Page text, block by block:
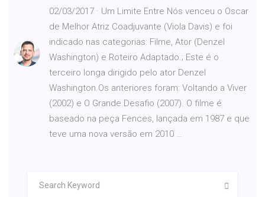
02/03/2017 · Um Limite Entre Nós venceu o Oscar
de Melhor Atriz Coadjuvante (Viola Davis) e foi
indicado nas categorias: Filme, Ator (Denzel
Washington) e Roteiro Adaptado.; Este é o
terceiro longa dirigido pelo ator Denzel
Washington.Os anteriores foram: Voltando a Viver
(2002) e O Grande Desafio (2007). O filme é
baseado na peça Fences, lançada em 1987 e que
teve uma nova versão em 2010 …